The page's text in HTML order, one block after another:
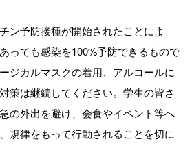
ン予防接種が開始されたことによ
っても感染を100%予防できるもので
ジカルマスクの着用、アルコールに
策は継続してください。学生の皆さ
の外出を避け、会食やイベント等へ
規律をもって行動されることを切に